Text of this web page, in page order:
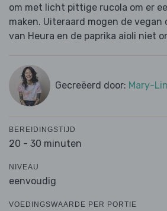
om met licht pittige rucola om er
maken. Uiteraard mogen de
van Heura en de paprika aioli niet
Gecreëerd door: Mary-
BEREIDINGSTIJD
20 - 30 minuten
NIVEAU
eenvoudig
VOEDINGSWAARDE PER PORTIE